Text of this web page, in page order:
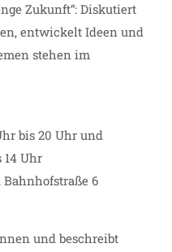
Zukunft“: Diskutiert
entwickelt Ideen und
stehen im
bis 20 Uhr und
14 Uhr
6
und beschreibt